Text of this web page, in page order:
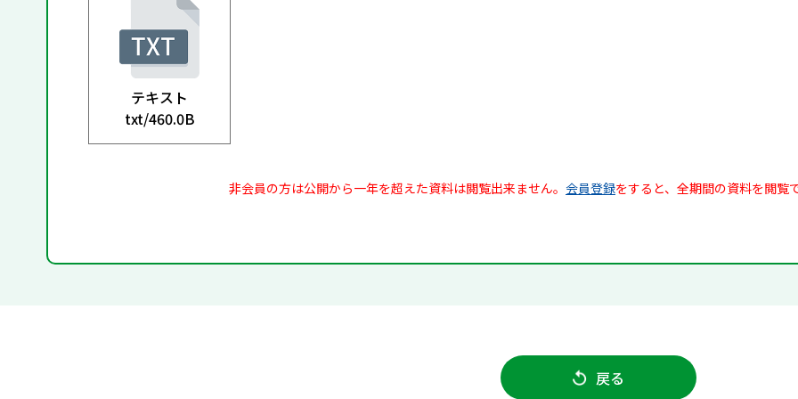
テキスト
txt/460.0B
非会員の方は公開から一年を超えた資料は閲覧出来ません。 会員登録をすると、全期間の資料を閲覧
戻る